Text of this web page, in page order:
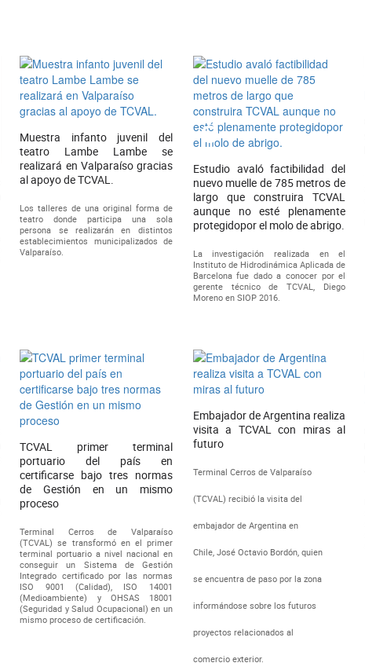
Muestra infanto juvenil del
teatro Lambe Lambe se
realizará en Valparaíso gracias
al apoyo de TCVAL.
Los talleres de una original forma de
teatro donde participa una sola
persona se realizarán en distintos
establecimientos municipalizados de
Valparaíso.
Estudio avaló factibilidad del
nuevo muelle de 785 metros de
largo que construira TCVAL
aunque no esté plenamente
protegidopor el molo de abrigo.
La investigación realizada en el
Instituto de Hidrodinámica Aplicada de
Barcelona fue dado a conocer por el
gerente técnico de TCVAL, Diego
Moreno en SIOP 2016.
TCVAL primer terminal
portuario del país en
certificarse bajo tres normas
de Gestión en un mismo
proceso
Terminal Cerros de Valparaíso
(TCVAL) se transformó en el primer
terminal portuario a nivel nacional en
conseguir un Sistema de Gestión
Integrado certificado por las normas
ISO 9001 (Calidad), ISO 14001
(Medioambiente) y OHSAS 18001
(Seguridad y Salud Ocupacional) en un
mismo proceso de certificación.
Embajador de Argentina realiza
visita a TCVAL con miras al
futuro
Terminal Cerros de Valparaíso
(TCVAL) recibió la visita del
embajador de Argentina en
Chile, José Octavio Bordón, quien
se encuentra de paso por la zona
informándose sobre los futuros
proyectos relacionados al
comercio exterior.